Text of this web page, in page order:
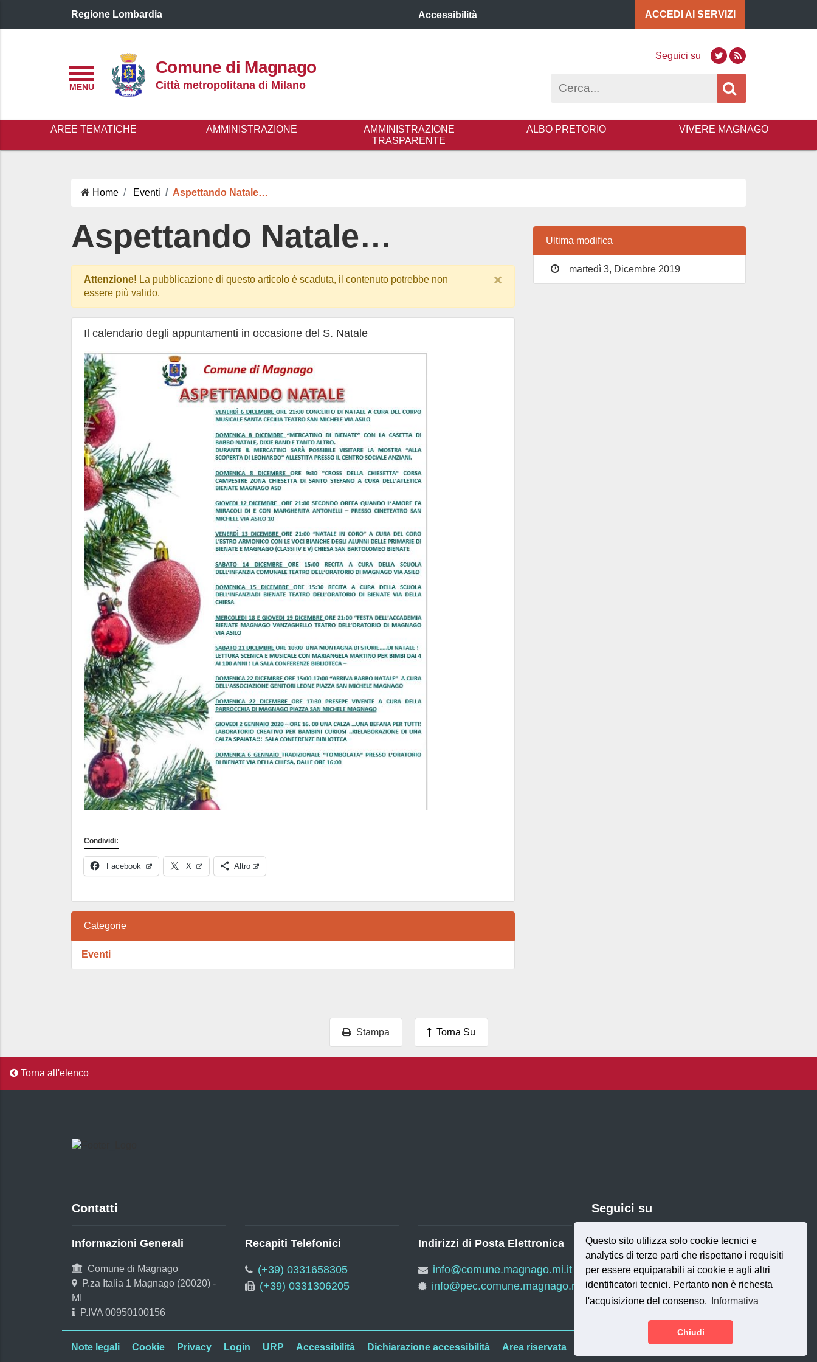
Questo sito utilizza solo cookie tecnici e
analytics di terze parti che rispettano i requisiti
per essere equiparabili ai cookie e agli altri
identificatori tecnici. Pertanto non è richesta
l'acquisizione del consenso.
Informativa
Chiudi
Regione Lombardia Accessibilità ACCEDI AI SERVIZI
Comune di Magnago
Città metropolitana di Milano
Seguici su TwitterRSS
AREE TEMATICHE AMMINISTRAZIONE
AMMINISTRAZIONE
TRASPARENTE
ALBO PRETORIO VIVERE MAGNAGO
Home Eventi Aspettando Natale…
Aspettando Natale…
Attenzione! La pubblicazione di questo articolo è scaduta, il contenuto potrebbe non
essere più valido.
×
Il calendario degli appuntamenti in occasione del S. Natale
Condividi:
Facebook X Altro
Categorie
Eventi
Ultima modifica
martedì 3, Dicembre 2019
Stampa Torna Su
Torna all'elenco
Contatti
Informazioni Generali
Comune di Magnago
P.za Italia 1 Magnago (20020) -
MI
P.IVA 00950100156
Recapiti Telefonici
(+39) 0331658305
(+39) 0331306205
Indirizzi di Posta Elettronica
info@comune.magnago.mi.it
info@pec.comune.magnago.mi.it
Seguici su
TwitterRSS
Note legali Cookie Privacy Login URP Accessibilità Dichiarazione accessibilità Area riservata